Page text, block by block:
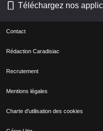
Téléchargez nos
Contact
Rédaction Caradisiac
Recrutement
Mentions légales
Charte d'utilisation des cookies